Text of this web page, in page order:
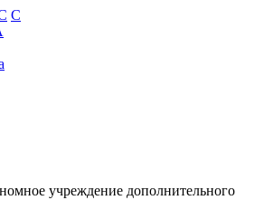
C
учреждение дополнительного